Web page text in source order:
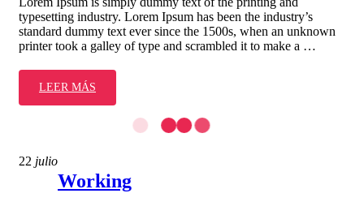
typesetting industry. Lorem Ipsum has been the industry’s
standard dummy text ever since the 1500s, when an unknown
printer took a galley of type and scrambled it to make a …
LEER MÁS
22 julio
Working